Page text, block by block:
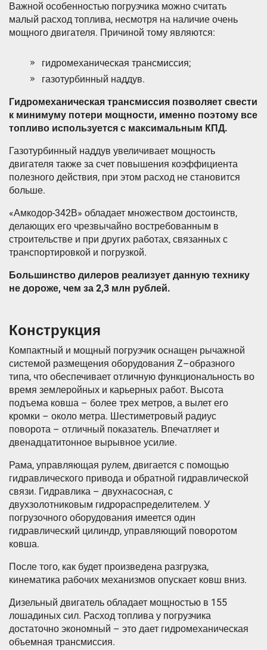
Важной особенностью погрузчика можно считать
малый расход топлива, несмотря на наличие очень
мощного двигателя. Причиной тому являются:
гидромеханическая трансмиссия;
газотурбинный наддув.
Гидромеханическая трансмиссия позволяет свести
к минимуму потери мощности, именно поэтому все
топливо используется с максимальным КПД.
Газотурбинный наддув увеличивает мощность
двигателя также за счет повышения коэффициента
полезного действия, при этом расход не становится
больше.
«Амкодор-342В» обладает множеством достоинств,
делающих его чрезвычайно востребованным в
строительстве и при других работах, связанных с
транспортировкой и погрузкой.
Большинство дилеров реализует данную технику
не дороже, чем за 2,3 млн рублей.
Конструкция
Компактный и мощный погрузчик оснащен рычажной
системой размещения оборудования Z–образного
типа, что обеспечивает отличную функциональность во
время землеройных и карьерных работ. Высота
подъема ковша – более трех метров, а вылет его
кромки – около метра. Шестиметровый радиус
поворота – отличный показатель. Впечатляет и
двенадцатитонное вырывное усилие.
Рама, управляющая рулем, двигается с помощью
гидравлического привода и обратной гидравлической
связи. Гидравлика – двухнасосная, с
двухзолотниковым гидрораспределителем. У
погрузочного оборудования имеется один
гидравлический цилиндр, управляющий поворотом
ковша.
После того, как будет произведена разгрузка,
кинематика рабочих механизмов опускает ковш вниз.
Дизельный двигатель обладает мощностью в 155
лошадиных сил. Расход топлива у погрузчика
достаточно экономный – это дает гидромеханическая
объемная трансмиссия.